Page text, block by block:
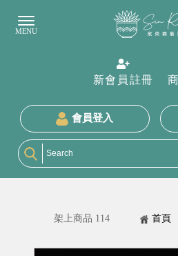
新會員註冊
會員登入
架上商品 114 首頁